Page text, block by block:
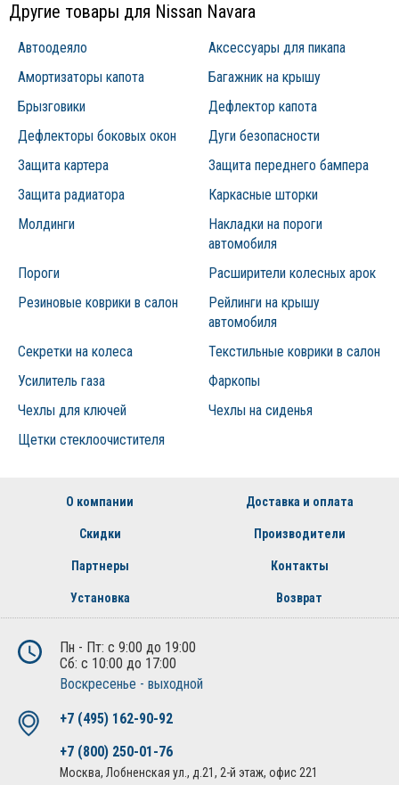
Другие товары для Nissan Navara
Автоодеяло
Аксессуары для пикапа
Амортизаторы капота
Багажник на крышу
Брызговики
Дефлектор капота
Дефлекторы боковых окон
Дуги безопасности
Защита картера
Защита переднего бампера
Защита радиатора
Каркасные шторки
Молдинги
Накладки на пороги
автомобиля
Пороги
Расширители колесных арок
Резиновые коврики в салон
Рейлинги на крышу
автомобиля
Секретки на колеса
Текстильные коврики в салон
Усилитель газа
Фаркопы
Чехлы для ключей
Чехлы на сиденья
Щетки стеклоочистителя
О компании Доставка и оплата
Скидки Производители
Партнеры Контакты
Установка Возврат
Пн - Пт: с 9:00 до 19:00
Сб: с 10:00 до 17:00
Воскресенье - выходной
+7 (495) 162-90-92
+7 (800) 250-01-76
Москва, Лобненская ул., д.21, 2-й этаж, офис 221